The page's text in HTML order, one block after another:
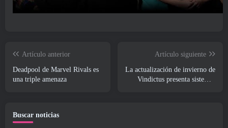
Artículo anterior
Deadpool de Marvel Rivals es
una triple amenaza
Artículo siguiente
La actualización de invierno de
Vindictus presenta sistemas
Buscar noticias